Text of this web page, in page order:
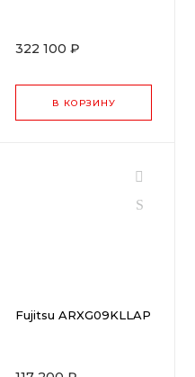
322 100 ₽
В КОРЗИНУ
Fujitsu ARXG09KLLAP